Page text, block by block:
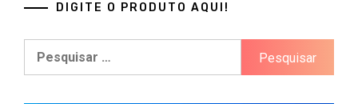
DIGITE O PRODUTO AQUI!
Pesquisar